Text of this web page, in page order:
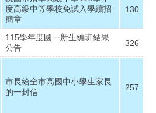
度高級中等學校免試入學續招
簡章
130
115學年度國一新生編班結果
公告
326
市長給全市高國中小學生家長
的一封信
257